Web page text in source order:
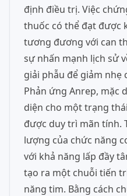
định điều trị. Việc
thuốc có thể đạt được
tương đương với can
sự nhấn mạnh lịch sử
giải phẫu để giảm nhẹ
Phản ứng Anrep, mặc
diện cho một trạng
được duy trì mãn tính.
lượng của chức năng
với khả năng lấp đầy
tạo ra một chuỗi tiến
năng tim. Bằng cách